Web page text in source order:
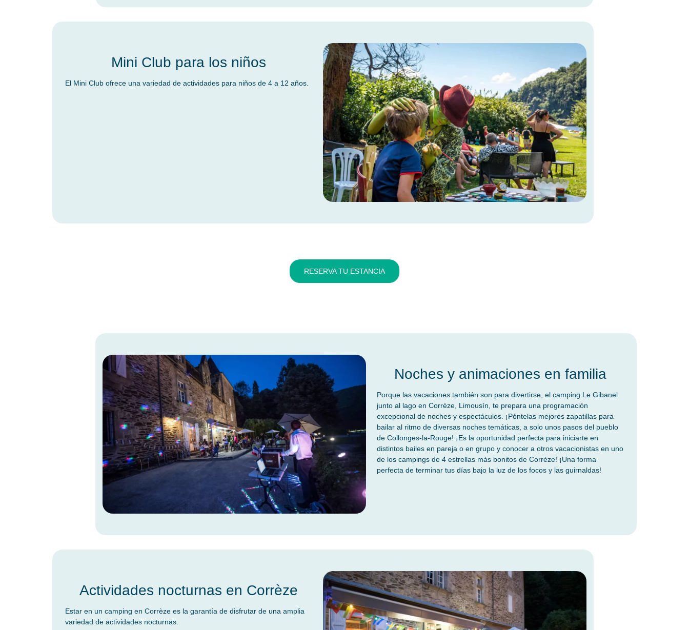
Mini Club para los niños
El Mini Club ofrece una variedad de actividades para niños de 4 a 12 años.
RESERVA TU ESTANCIA
Noches y animaciones en familia
Porque las vacaciones también son para divertirse, el camping Le Gibanel
junto al lago en Corrèze, Limousín, te prepara una programación
excepcional de noches y espectáculos. ¡Póntelas mejores zapatillas para
bailar al ritmo de diversas noches temáticas, a solo unos pasos del pueblo
de Collonges-la-Rouge! ¡Es la oportunidad perfecta para iniciarte en
distintos bailes en pareja o en grupo y conocer a otros vacacionistas en uno
de los campings de 4 estrellas más bonitos de Corrèze! ¡Una forma
perfecta de terminar tus días bajo la luz de los focos y las guirnaldas!
Actividades nocturnas en Corrèze
Estar en un camping en Corrèze es la garantía de disfrutar de una amplia
variedad de actividades nocturnas.